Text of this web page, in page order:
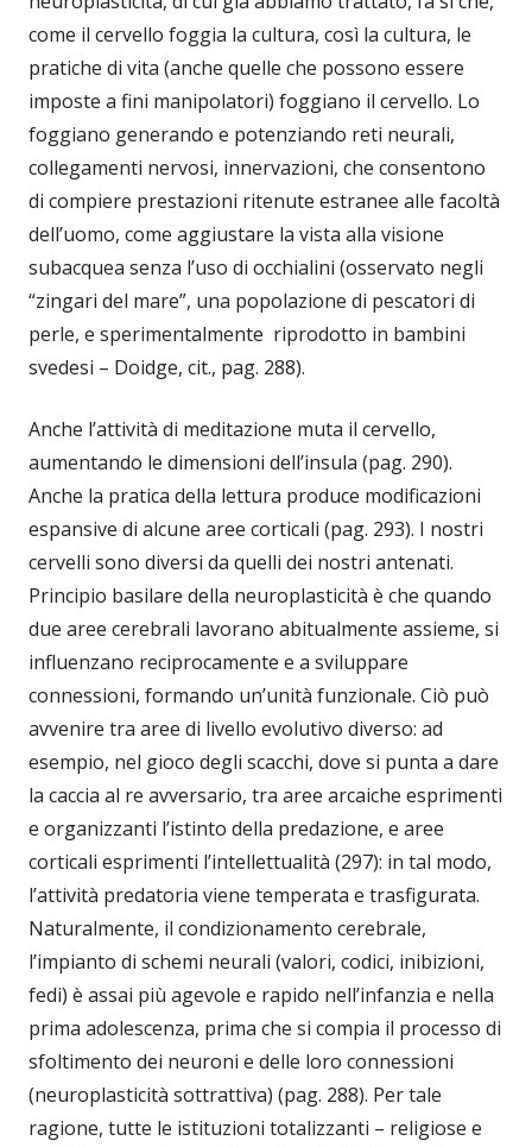
come il cervello foggia la cultura, così la cultura, le
pratiche di vita (anche quelle che possono essere
imposte a fini manipolatori) foggiano il cervello. Lo
foggiano generando e potenziando reti neurali,
collegamenti nervosi, innervazioni, che consentono
di compiere prestazioni ritenute estranee alle facoltà
dell’uomo, come aggiustare la vista alla visione
subacquea senza l’uso di occhialini (osservato negli
“zingari del mare”, una popolazione di pescatori di
perle, e sperimentalmente riprodotto in bambini
svedesi – Doidge, cit., pag. 288).
Anche l’attività di meditazione muta il cervello,
aumentando le dimensioni dell’insula (pag. 290).
Anche la pratica della lettura produce modificazioni
espansive di alcune aree corticali (pag. 293). I nostri
cervelli sono diversi da quelli dei nostri antenati.
Principio basilare della neuroplasticità è che quando
due aree cerebrali lavorano abitualmente assieme, si
influenzano reciprocamente e a sviluppare
connessioni, formando un’unità funzionale. Ciò può
avvenire tra aree di livello evolutivo diverso: ad
esempio, nel gioco degli scacchi, dove si punta a dare
la caccia al re avversario, tra aree arcaiche esprimenti
e organizzanti l’istinto della predazione, e aree
corticali esprimenti l’intellettualità (297): in tal modo,
l’attività predatoria viene temperata e trasfigurata.
Naturalmente, il condizionamento cerebrale,
l’impianto di schemi neurali (valori, codici, inibizioni,
fedi) è assai più agevole e rapido nell’infanzia e nella
prima adolescenza, prima che si compia il processo di
sfoltimento dei neuroni e delle loro connessioni
(neuroplasticità sottrattiva) (pag. 288). Per tale
ragione, tutte le istituzioni totalizzanti – religiose e